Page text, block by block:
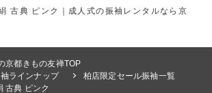
古典 ピンク｜成人式の振袖レンタルなら京
京都きもの友禅TOP
ラインナップ
柏店限定セール振袖一覧
古典 ピンク